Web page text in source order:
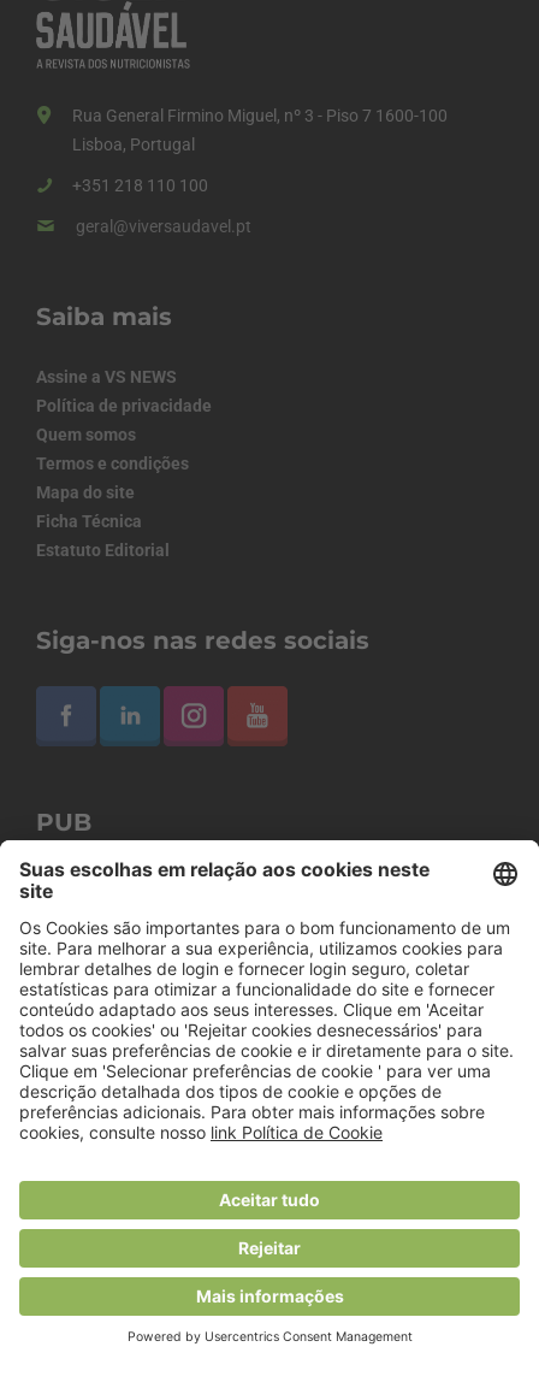
Rua General Firmino Miguel, nº 3 - Piso 7 1600-100
Lisboa, Portugal
+351 218 110 100
geral@viversaudavel.pt
Saiba mais
Assine a VS NEWS
Política de privacidade
Quem somos
Termos e condições
Mapa do site
Ficha Técnica
Estatuto Editorial
Siga-nos nas redes sociais
PUB
© 2018 Viver Saudável
O portal dos profissionais de nutrição